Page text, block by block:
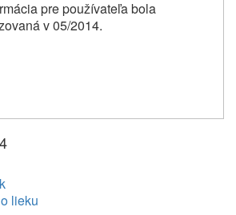
pre používateľa bola
v 05/2014.
lieku